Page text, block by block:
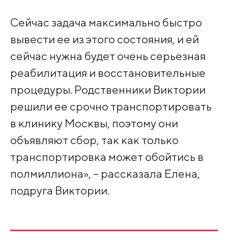
Сейчас задача максимально быстро
вывести ее из этого состояния, и ей
сейчас нужна будет очень серьезная
реабилитация и восстановительные
процедуры. Родственники Виктории
решили ее срочно транспортировать
в клинику Москвы, поэтому они
объявляют сбор, так как только
транспортировка может обойтись в
полмиллиона», – рассказала Елена,
подруга Виктории.